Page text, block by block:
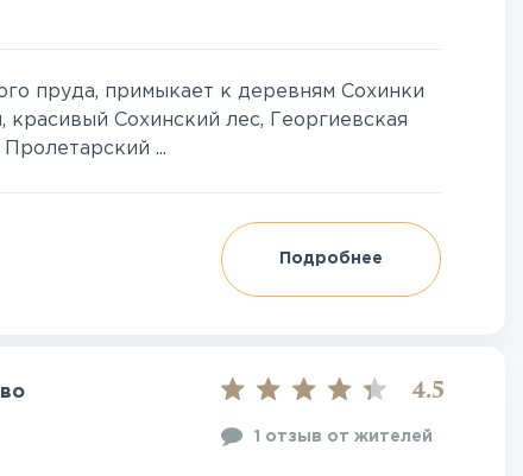
пруда, примыкает к деревням Сохинки
красивый Сохинский лес, Георгиевская
...
Подробнее
4.5
1 отзыв от жителей